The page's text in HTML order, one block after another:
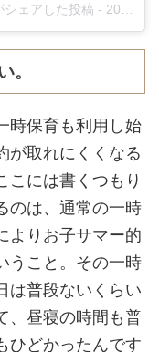
シェアした投稿 - 2017 11月 7 8:17午後 PST
。
時保育も利用し始
が取れにくくなる
こには書くつもり
のは、通常の一時
よりお子サマー的
うこと。その一時
は普段ないくらい
、昼寝の時間も普
ひどかったんです